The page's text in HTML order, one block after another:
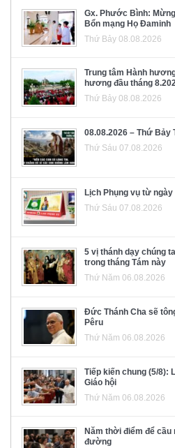
Gx. Phước Bình:
Bổn mạng Họ Đaminh
Thứ Bảy 08.08.2026
Trung tâm Hành
hương đầu tháng
Thứ Bảy 08.08.2026
08.08.2026 – Thứ Bảy
Thứ Sáu 07.08.2026
Lịch Phụng vụ từ ngày
Thứ Sáu 07.08.2026
5 vị thánh dạy chúng
trong tháng Tám này
Thứ Năm 06.08.2026
Đức Thánh Cha sẽ
Pêru
Thứ Năm 06.08.2026
Tiếp kiến chung (5/8):
Giáo hội
Thứ Năm 06.08.2026
Năm thời điểm để cầu
đường